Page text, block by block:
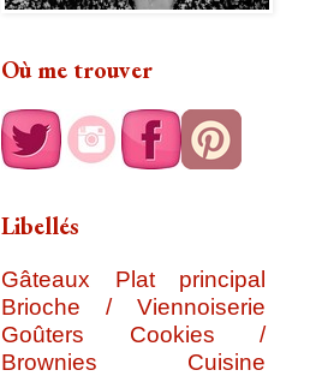
Où me trouver
Libellés
Gâteaux
Plat principal
Brioche / Viennoiserie
Goûters
Cookies /
Brownies
Cuisine